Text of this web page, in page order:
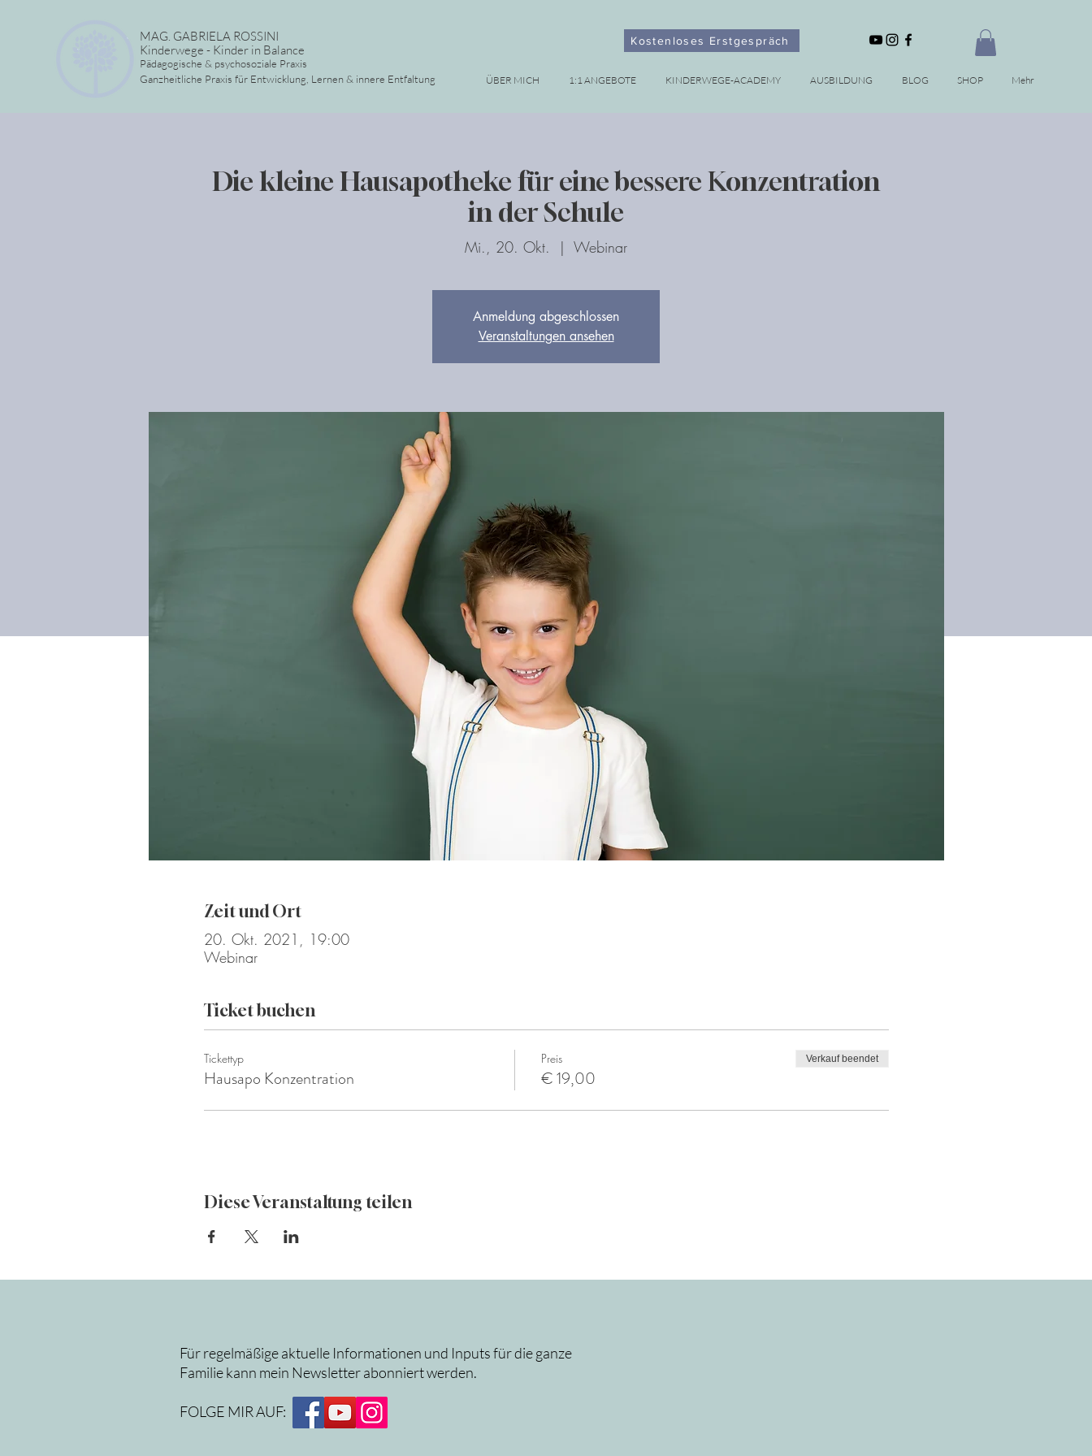
MAG. GABRIELA ROSSINI
Kinderwege - Kinder in Balance
Pädagogische & psychosoziale Praxis
Ganzheitliche Praxis für Entwicklung, Lernen & innere Entfaltung
Kostenloses Erstgespräch
ÜBER MICH 1:1 ANGEBOTE KINDERWEGE-ACADEMY AUSBILDUNG BLOG SHOP Mehr
Die kleine Hausapotheke für eine bessere Konzentration
in der Schule
Mi., 20. Okt.
  |
Webinar
Anmeldung abgeschlossen
Veranstaltungen ansehen
Zeit und Ort
20. Okt. 2021, 19:00
Webinar
Ticket buchen
Tickettyp
Hausapo Konzentration
Preis
€ 19,00
Verkauf beendet
Diese Veranstaltung teilen
Für regelmäßige aktuelle Informationen und Inputs für die ganze
Familie kann mein Newsletter abonniert werden.
FOLGE MIR AUF: